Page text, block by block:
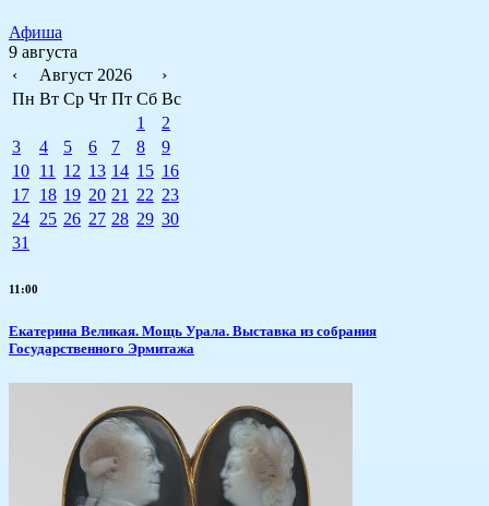
Афиша
9 августа
‹
Август 2026
›
Пн Вт Ср Чт Пт Сб Вс
1
2
3
4 5 6 7 8
9
10 11 12 13 14 15 16
17 18 19 20 21 22 23
24 25 26 27 28 29 30
31
11:00
​Екатерина Великая. Мощь Урала. Выставка из собрания
Государственного Эрмитажа